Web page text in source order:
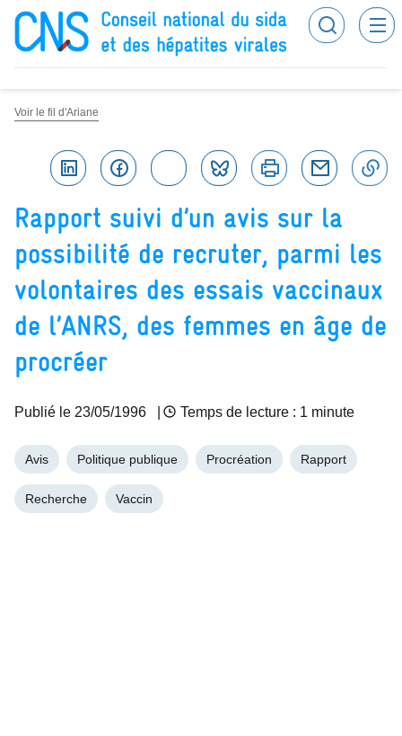
Voir le fil d'Ariane
Linkedin FacebookTwitter Bluesky Imprimer Courriel
Rapport suivi d’un avis sur la
possibilité de recruter, parmi les
volontaires des essais vaccinaux
de l’ANRS, des femmes en âge de
procréer
Publié le 23/05/1996 | Temps de lecture : 1 minute
Avis Politique publique Procréation Rapport
Recherche Vaccin